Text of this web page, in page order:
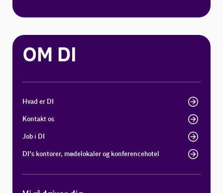
OM DI
Hvad er DI
Kontakt os
Job i DI
DI's kontorer, mødelokaler og konferencehotel